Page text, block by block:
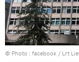
© Photo : facebook / Lrt